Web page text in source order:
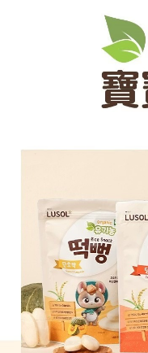
權轉讓予恩沛科技股份有限公
２．關於個人資料處理事宜，
https://aftee.tw/terms/#terms3
３．未成年的使用者請事先
「AFTEE先享後付」，若未
４．使用「AFTEE先享後付
每筆NT$150，滿